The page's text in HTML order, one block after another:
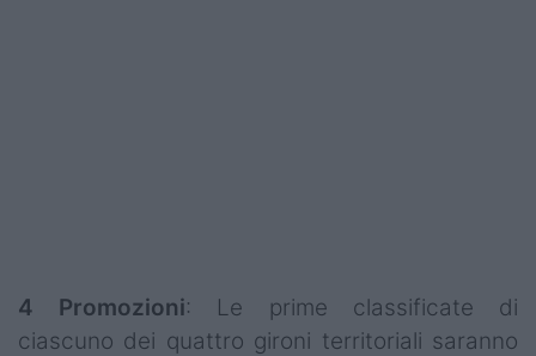
4 Promozioni: Le prime classificate di
ciascuno dei quattro gironi territoriali saranno